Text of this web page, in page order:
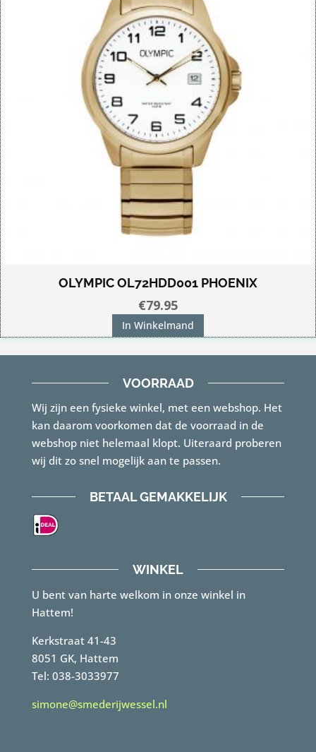
OLYMPIC OL72HDD001 PHOENIX
€79.95
In Winkelmand
VOORRAAD
Wij zijn een fysieke winkel, met een webshop. Het
kan daarom voorkomen dat de voorraad in de
webshop niet helemaal klopt. Uiteraard proberen
wij dit zo snel mogelijk aan te passen.
BETAAL GEMAKKELIJK
WINKEL
U bent van harte welkom in onze winkel in
Hattem!
Kerkstraat 41-43
8051 GK, Hattem
Tel: 038-3033977
simone@smederijwessel.nl